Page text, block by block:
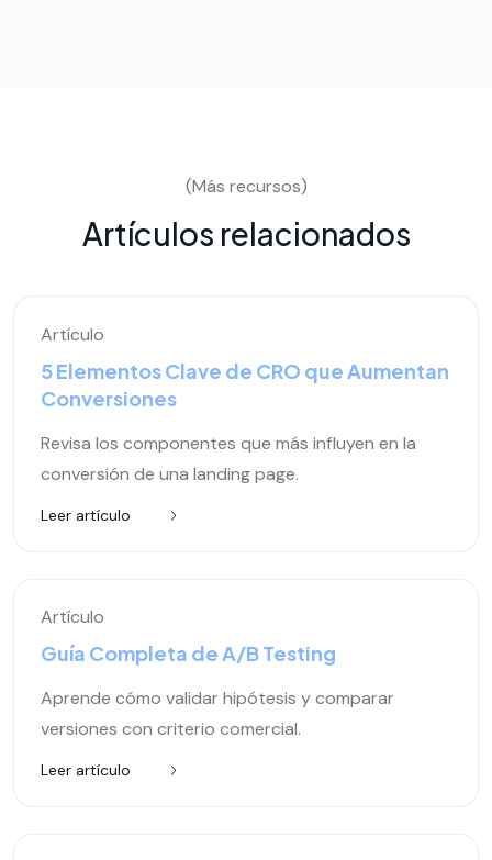
(Más recursos)
Artículos relacionados
Artículo
5 Elementos Clave de CRO que Aumentan
Conversiones
Revisa los componentes que más influyen en la
conversión de una landing page.
Leer artículo
Artículo
Guía Completa de A/B Testing
Aprende cómo validar hipótesis y comparar
versiones con criterio comercial.
Leer artículo